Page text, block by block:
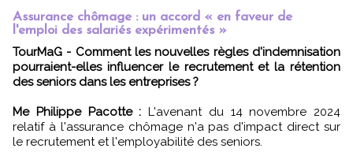
Assurance chômage : un accord « en faveur de
l'emploi des salariés expérimentés »
TourMaG - Comment les nouvelles règles d'indemnisation
pourraient-elles influencer le recrutement et la rétention
des seniors dans les entreprises ?
Me Philippe Pacotte : L'avenant du 14 novembre 2024
relatif à l'assurance chômage n'a pas d'impact direct sur
le recrutement et l'employabilité des seniors.